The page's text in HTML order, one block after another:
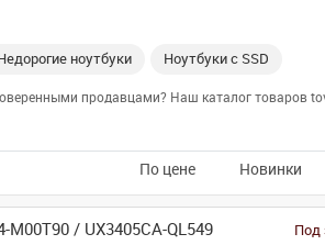
ноутбуки Ноутбуки с SSD
продавцами? Наш каталог товаров
По цене Новинки
M00T90 / UX3405CA-QL549 Под